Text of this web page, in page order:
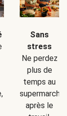
Sans
stress
Ne perdez
plus de
temps au
supermarché
après le